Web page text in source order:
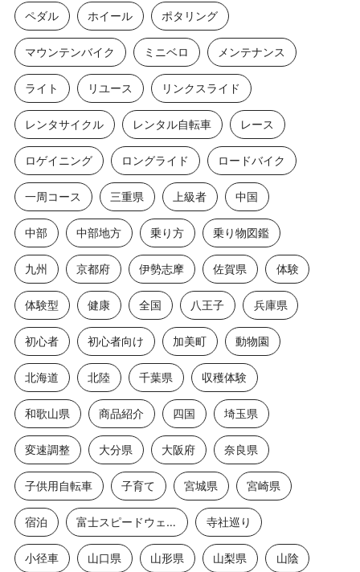
ペダル ホイール ポタリング
マウンテンバイク ミニベロ メンテナンス
ライト リユース リンクスライド
レンタサイクル レンタル自転車 レース
ロゲイニング ロングライド ロードバイク
一周コース 三重県 上級者 中国
中部 中部地方 乗り方 乗り物図鑑
九州 京都府 伊勢志摩 佐賀県 体験
体験型 健康 全国 八王子 兵庫県
初心者 初心者向け 加美町 動物園
北海道 北陸 千葉県 収穫体験
和歌山県 商品紹介 四国 埼玉県
変速調整 大分県 大阪府 奈良県
子供用自転車 子育て 宮城県 宮崎県
宿泊 富士スピードウェイ2 寺社巡り
小径車 山口県 山形県 山梨県 山陰